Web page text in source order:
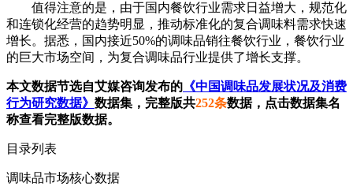
值得注意的是，由于国内餐饮行业需求日益增大，规范化
和连锁化经营的趋势明显，推动标准化的复合调味料需求快速
增长。据悉，国内接近50%的调味品销往餐饮行业，餐饮行业
的巨大市场空间，为复合调味品行业提供了增长支撑。
本文数据节选自艾媒咨询发布的 《中国调味品发展状况及消费
行为研究数据》 数据集，完整版共252条数据，点击数据集名
称查看完整版数据。
目录列表
调味品市场核心数据